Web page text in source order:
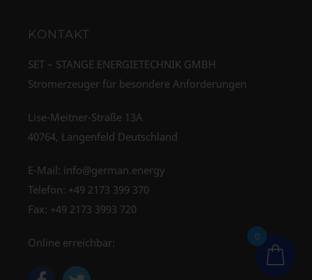
KONTAKT
SET – STANGE ENERGIETECHNIK GMBH
Stromerzeuger für besondere Anforderungen
Lise-Meitner-Straße 13A
40764, Langenfeld Deutschland
E-Mail: info@german.energy
Telefon: +49 2173 399 370
Fax: +49 2173 3993 720
Online erreichbar: 0